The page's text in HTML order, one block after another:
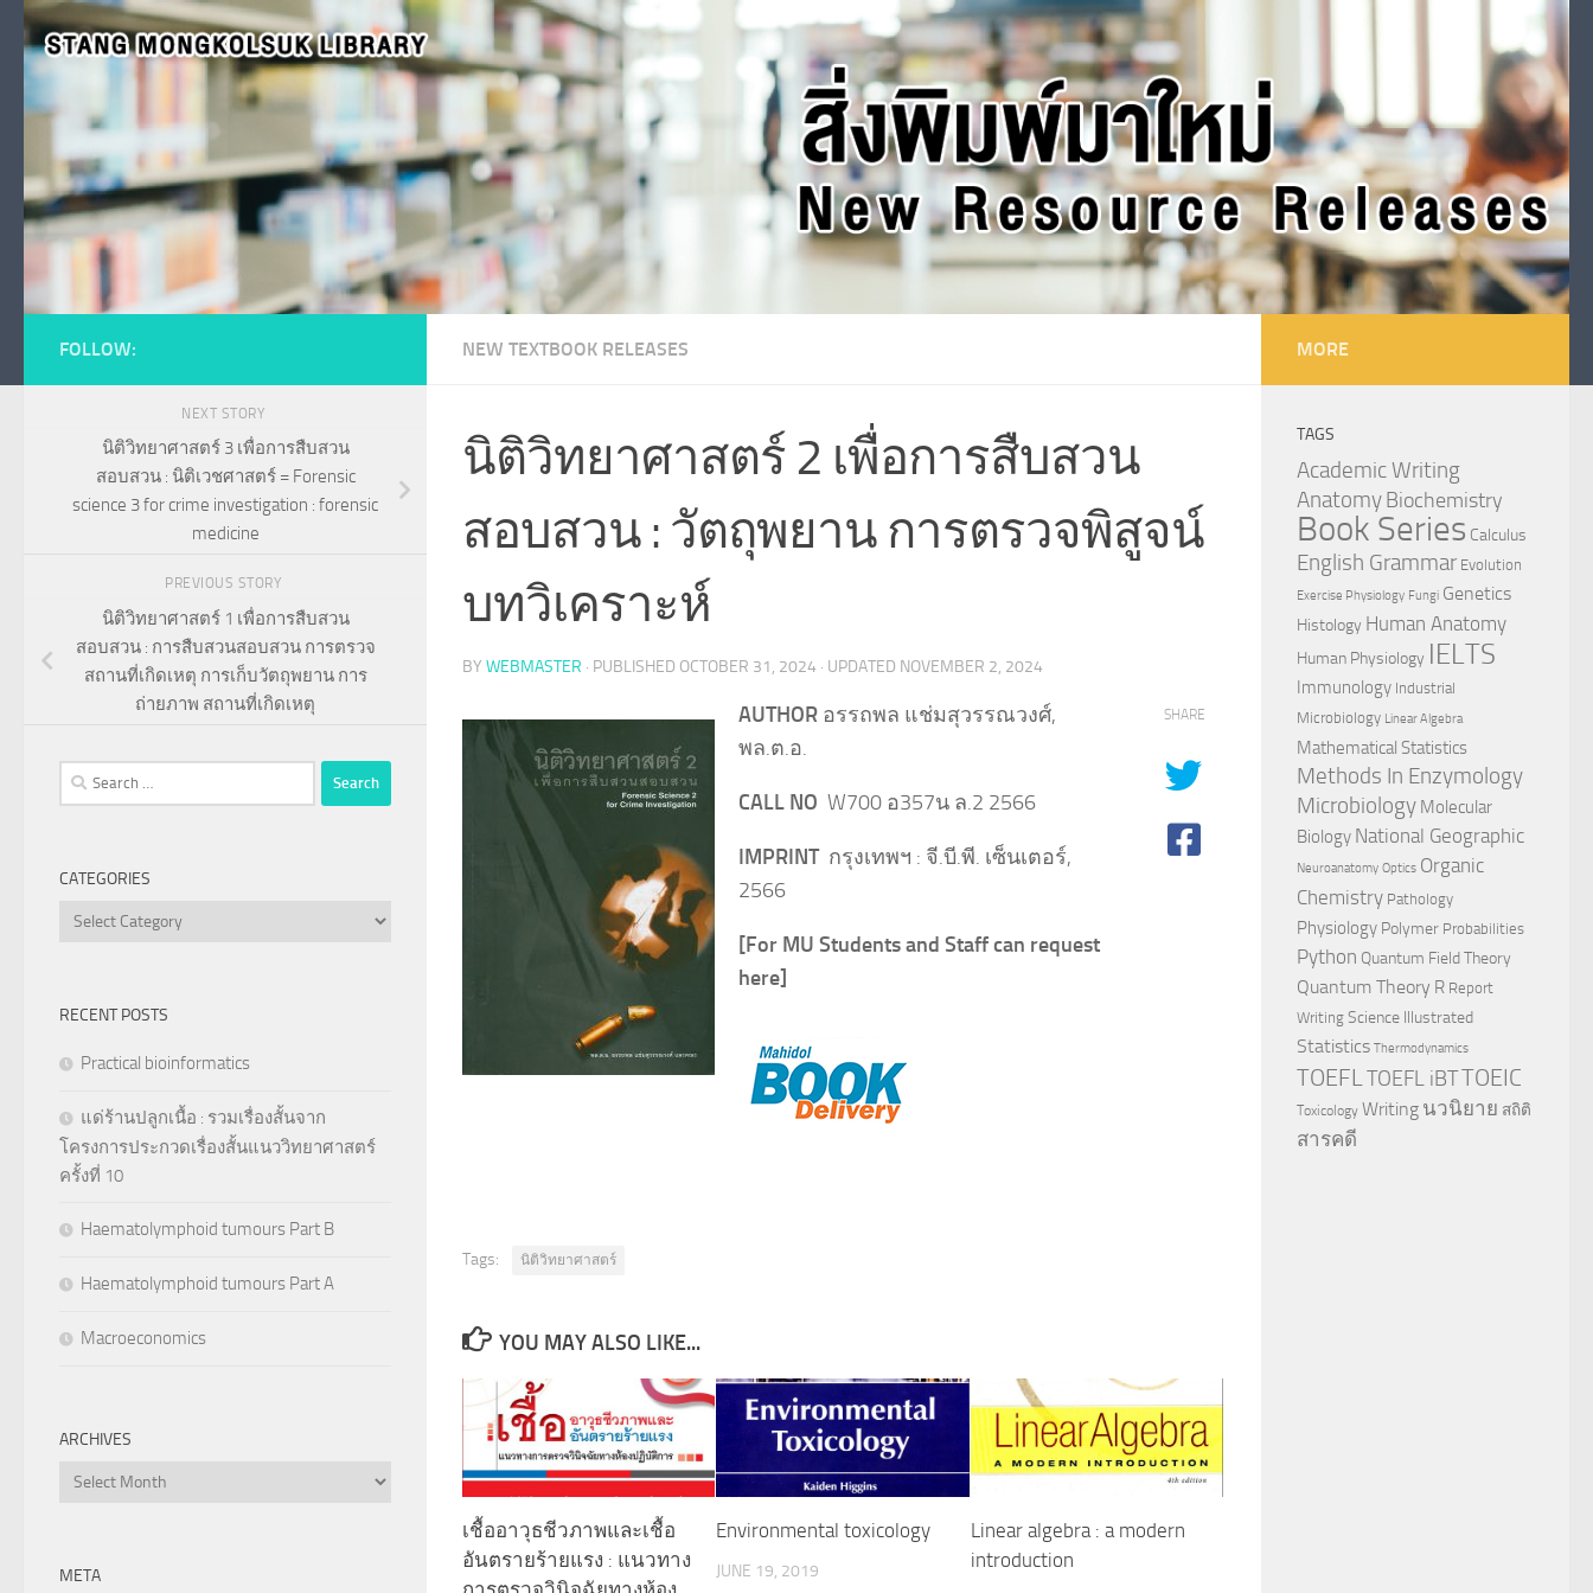
Skip to content
NEW TEXTBOOK RELEASES
นิติวิทยาศาสตร์ 2 เพื่อการสืบสวน
สอบสวน : วัตถุพยาน การตรวจพิสูจน์
บทวิเคราะห์
BY WEBMASTER · PUBLISHED OCTOBER 31, 2024 · UPDATED NOVEMBER 2, 2024
AUTHOR อรรถพล แช่มสุวรรณวงศ์,
พล.ต.อ.
CALL NO W700 อ357น ล.2 2566
IMPRINT กรุงเทพฯ : จี.บี.พี. เซ็นเตอร์,
2566
[For MU Students and Staff can request
here]
SHARE
Tags: นิติวิทยาศาสตร์
YOU MAY ALSO LIKE...
เชื้ออาวุธชีวภาพและเชื้อ
อันตรายร้ายแรง : แนวทาง
Environmental toxicology
JUNE 19, 2019
Linear algebra : a modern
introduction
FOLLOW:
NEXT STORY
นิติวิทยาศาสตร์ 3 เพื่อการสืบสวน
สอบสวน : นิติเวชศาสตร์ = Forensic
science 3 for crime investigation : forensic
medicine
PREVIOUS STORY
นิติวิทยาศาสตร์ 1 เพื่อการสืบสวน
สอบสวน : การสืบสวนสอบสวน การตรวจ
สถานที่เกิดเหตุ การเก็บวัตถุพยาน การ
ถ่ายภาพ สถานที่เกิดเหตุ
Search
for:
CATEGORIES
Categories
RECENT POSTS
Practical bioinformatics
แด่ร้านปลูกเนื้อ : รวมเรื่องสั้นจาก
โครงการประกวดเรื่องสั้นแนววิทยาศาสตร์
ครั้งที่ 10
Haematolymphoid tumours Part B
Haematolymphoid tumours Part A
Macroeconomics
ARCHIVES
Archives
META
MORE
TAGS
Academic Writing
AnatomyBiochemistry
Book Series Calculus
English Grammar Evolution
Exercise Physiology Fungi Genetics
Histology Human Anatomy
Human Physiology IELTS
Immunology Industrial
Microbiology Linear Algebra
Mathematical Statistics
Methods In Enzymology
Microbiology Molecular
Biology National Geographic
Neuroanatomy Optics Organic
Chemistry Pathology
Physiology Polymer Probabilities
Python Quantum Field Theory
Quantum Theory R Report
Writing Science Illustrated
Statistics Thermodynamics
TOEFL TOEFL iBTTOEIC
Toxicology Writing นวนิยาย สถิติ
สารคดี